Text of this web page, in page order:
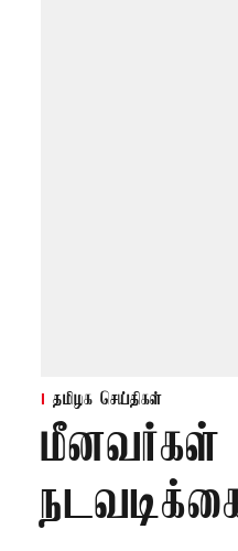
தமிழக செய்திகள்
மீனவர்கள்